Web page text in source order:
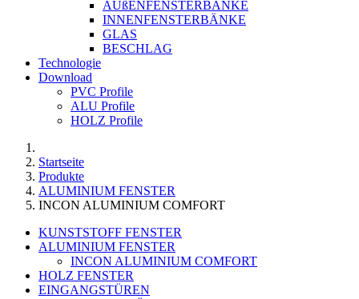
AUßENFENSTERBÄNKE
INNENFENSTERBÄNKE
GLAS
BESCHLAG
Technologie
Download
PVC Profile
ALU Profile
HOLZ Profile
Startseite
Produkte
ALUMINIUM FENSTER
INCON ALUMINIUM COMFORT
KUNSTSTOFF FENSTER
ALUMINIUM FENSTER
INCON ALUMINIUM COMFORT
HOLZ FENSTER
EINGANGSTÜREN